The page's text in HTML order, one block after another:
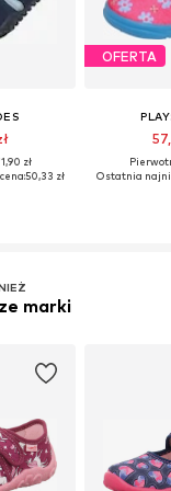
zł
50,33 zł
OFERTA
Ostatnia
marki